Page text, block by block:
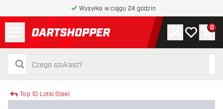
Wysyłka w ciągu 24 godzin
powrót do strony głównej
szukaj
szukaj
Konto
Moja lista
0
Top 10 Lotki Steel